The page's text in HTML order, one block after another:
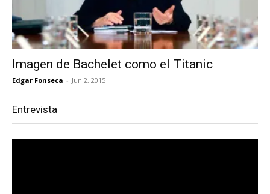
Imagen de Bachelet como el Titanic
Edgar Fonseca - Jun 2, 2015
Entrevista